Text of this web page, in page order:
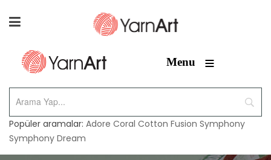
Menu ≡
Popüler aramalar: Adore Coral Cotton Fusion Symphony
Symphony Dream